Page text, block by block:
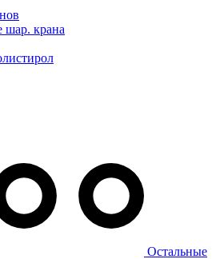
шар. крана
Остальные